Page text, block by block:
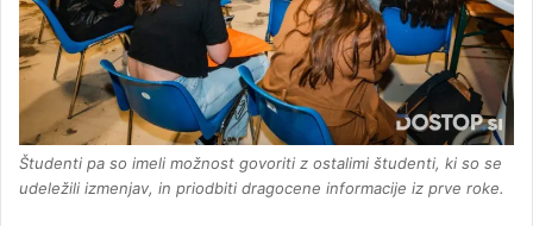
Študenti pa so imeli možnost govoriti z ostalimi študenti, ki so se
udeležili izmenjav, in priodbiti dragocene informacije iz prve roke.